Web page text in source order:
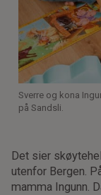
Sverre og kona
på Sandsli.
Det sier
utenfor Bergen.
mamma Ingunn.